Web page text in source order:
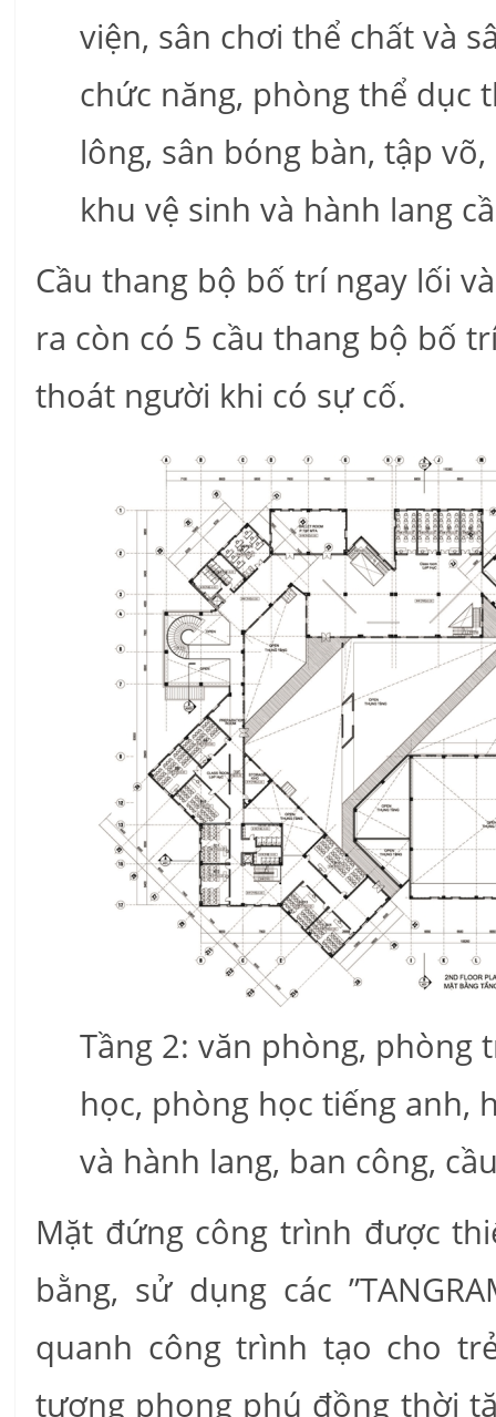
viện, sân chơi thể chất và
chức năng, phòng thể dục
lông, sân bóng bàn, tập
khu vệ sinh và hành lang
Cầu thang bộ bố trí ngay lối
ra còn có 5 cầu thang bộ bố
thoát người khi có sự cố.
Tầng 2: văn phòng, phòng
học, phòng học tiếng anh,
và hành lang, ban công,
Mặt đứng công trình được
bằng, sử dụng các
quanh công trình tạo cho
tượng phong phú đồng thời